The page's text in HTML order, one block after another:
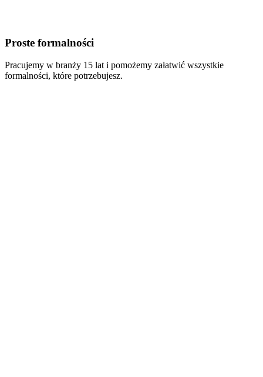
Proste formalności
Pracujemy w branży 15 lat i pomożemy załatwić wszystkie
formalności, które potrzebujesz.